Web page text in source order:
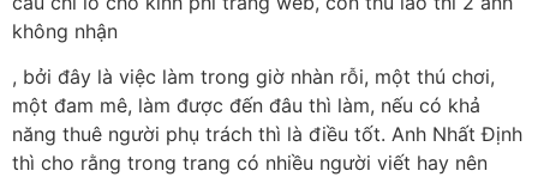
không nhận
, bởi đây là việc làm trong giờ nhàn rỗi, một thú chơi,
một đam mê, làm được đến đâu thì làm, nếu có khả
năng thuê người phụ trách thì là điều tốt. Anh Nhất Định
thì cho rằng trong trang có nhiều người viết hay nên